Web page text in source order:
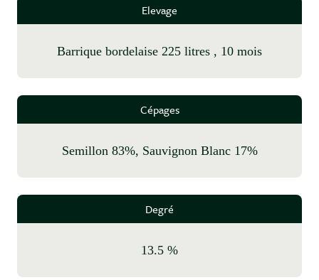
Elevage
barrique bordelaise 225 litres , 10 mois
Cépages
Semillon 83%, Sauvignon Blanc 17%
Degré
13.5 %